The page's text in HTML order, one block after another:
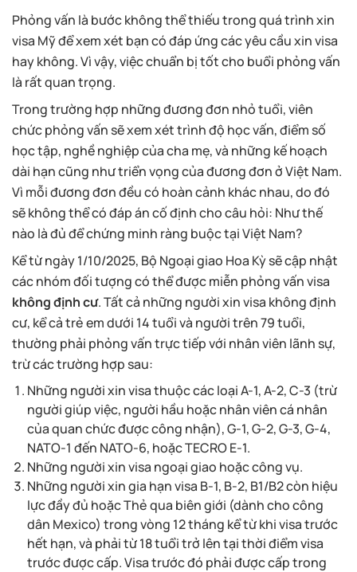
Phỏng vấn là bước không thể thiếu trong quá trình xin
visa Mỹ để xem xét bạn có đáp ứng các yêu cầu xin visa
hay không. Vì vậy, việc chuẩn bị tốt cho buổi phỏng vấn
là rất quan trọng.
Trong trường hợp những đương đơn nhỏ tuổi, viên
chức phỏng vấn sẽ xem xét trình độ học vấn, điểm số
học tập, nghề nghiệp của cha mẹ, và những kế hoạch
dài hạn cũng như triển vọng của đương đơn ở Việt Nam.
Vì mỗi đương đơn đều có hoàn cảnh khác nhau, do đó
sẽ không thể có đáp án cố định cho câu hỏi: Như thế
nào là đủ để chứng minh ràng buộc tại Việt Nam?
Kể từ ngày 1/10/2025, Bộ Ngoại giao Hoa Kỳ sẽ cập nhật
các nhóm đối tượng có thể được miễn phỏng vấn visa
không định cư. Tất cả những người xin visa không định
cư, kể cả trẻ em dưới 14 tuổi và người trên 79 tuổi,
thường phải phỏng vấn trực tiếp với nhân viên lãnh sự,
trừ các trường hợp sau:
Những người xin visa thuộc các loại A-1, A-2, C-3 (trừ
người giúp việc, người hầu hoặc nhân viên cá nhân
của quan chức được công nhận), G-1, G-2, G-3, G-4,
NATO-1 đến NATO-6, hoặc TECRO E-1.
Những người xin visa ngoại giao hoặc công vụ.
Những người xin gia hạn visa B-1, B-2, B1/B2 còn hiệu
lực đầy đủ hoặc Thẻ qua biên giới (dành cho công
dân Mexico) trong vòng 12 tháng kể từ khi visa trước
hết hạn, và phải từ 18 tuổi trở lên tại thời điểm visa
trước được cấp. Visa trước đó phải được cấp trong